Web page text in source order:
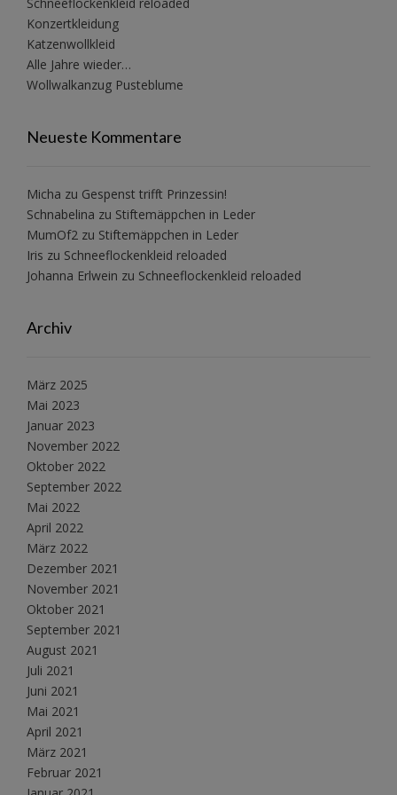
Konzertkleidung
Katzenwollkleid
Alle Jahre wieder…
Wollwalkanzug Pusteblume
Neueste Kommentare
Micha zu Gespenst trifft Prinzessin!
Schnabelina zu Stiftemäppchen in Leder
MumOf2 zu Stiftemäppchen in Leder
Iris zu Schneeflockenkleid reloaded
Johanna Erlwein zu Schneeflockenkleid reloaded
Archiv
März 2025
Mai 2023
Januar 2023
November 2022
Oktober 2022
September 2022
Mai 2022
April 2022
März 2022
Dezember 2021
November 2021
Oktober 2021
September 2021
August 2021
Juli 2021
Juni 2021
Mai 2021
April 2021
März 2021
Februar 2021